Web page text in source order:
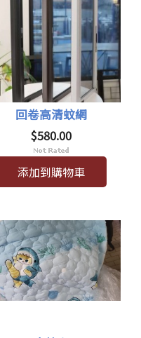
回卷高清蚊網
$580.00
添加到購物車